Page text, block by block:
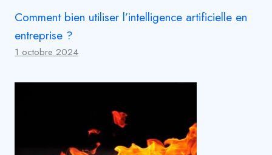
Comment bien utiliser l’intelligence artificielle en
entreprise ?
1 octobre 2024